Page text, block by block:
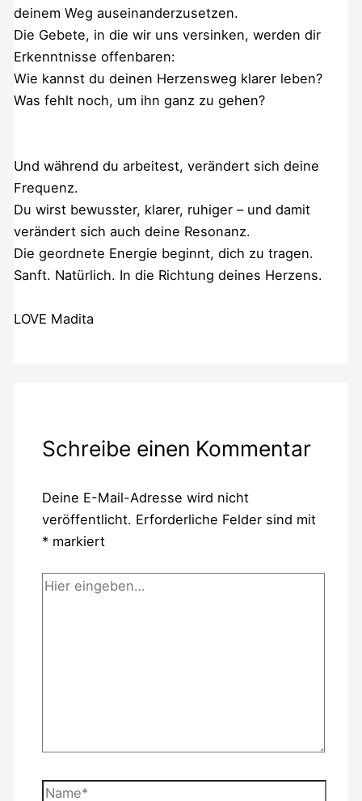
deinem Weg auseinanderzusetzen.
Die Gebete, in die wir uns versinken, werden dir
Erkenntnisse offenbaren:
Wie kannst du deinen Herzensweg klarer leben?
Was fehlt noch, um ihn ganz zu gehen?
Und während du arbeitest, verändert sich deine
Frequenz.
Du wirst bewusster, klarer, ruhiger – und damit
verändert sich auch deine Resonanz.
Die geordnete Energie beginnt, dich zu tragen.
Sanft. Natürlich. In die Richtung deines Herzens.
LOVE Madita
Schreibe einen Kommentar
Deine E-Mail-Adresse wird nicht
veröffentlicht. Erforderliche Felder sind mit
*markiert
Hier
Name*